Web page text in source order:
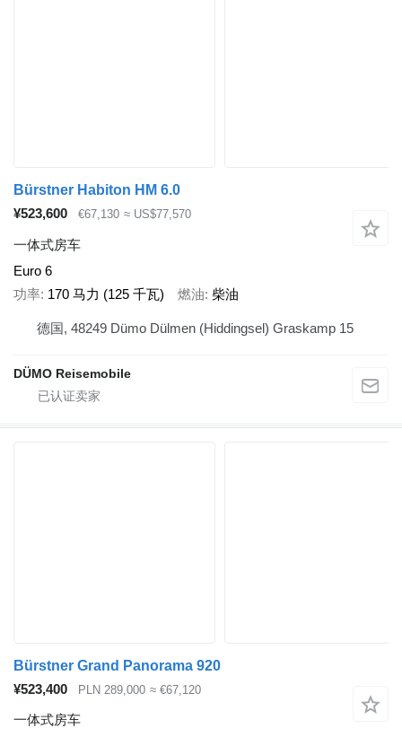
Bürstner Habiton HM 6.0
¥523,600
€67,130 ≈ US$77,570
一体式房车
Euro 6
功率 170 马力 (125 千瓦) 燃油 柴油
德国, 48249 Dümo Dülmen (Hiddingsel) Graskamp 15
DÜMO Reisemobile
Bürstner Grand Panorama 920
¥523,400
PLN 289,000 ≈ €67,120
一体式房车